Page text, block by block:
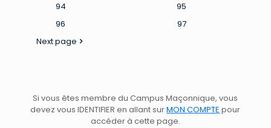
94
95
96
97
Next page
Si vous êtes membre du Campus Maçonnique, vous
devez vous IDENTIFIER en allant surMON COMPTE pour
accéder à cette page.